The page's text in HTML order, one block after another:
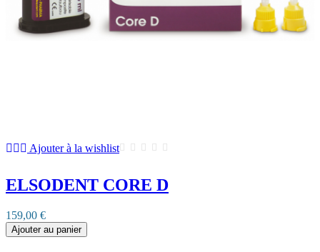
Ajouter à la wishlist
ELSODENT CORE D
159,00 €
Ajouter au panier